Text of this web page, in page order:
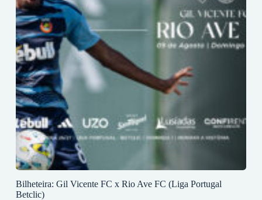
Bilheteira: Gil Vicente FC x Rio Ave FC (Liga Portugal
Betclic)